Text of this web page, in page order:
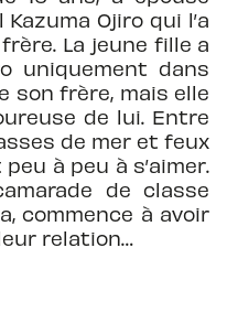
Ojiro qui l’a
La jeune fille a
uniquement dans
son frère, mais elle
de lui. Entre
de mer et feux
à peu à s’aimer.
de classe
commence à avoir
relation…